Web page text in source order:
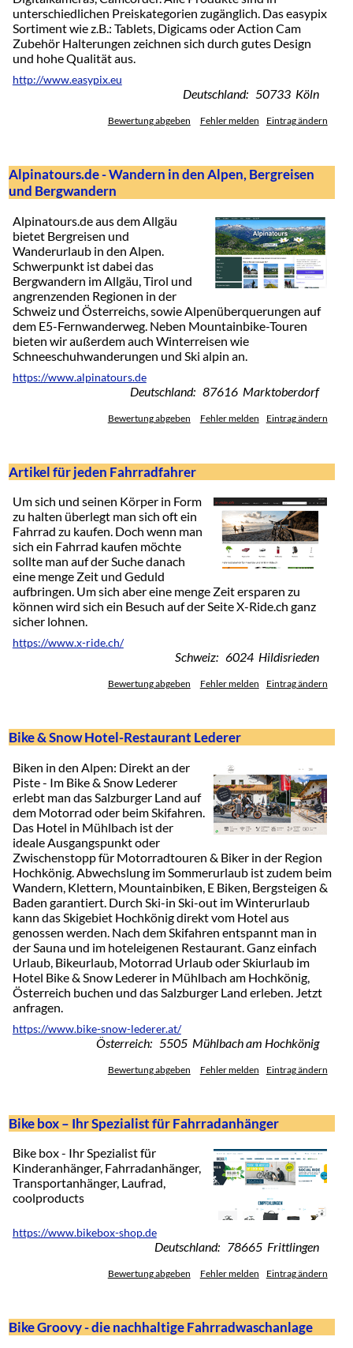
unterschiedlichen Preiskategorien zugänglich. Das easypix
Sortiment wie z.B.: Tablets, Digicams oder Action Cam
Zubehör Halterungen zeichnen sich durch gutes Design
und hohe Qualität aus.
http://www.easypix.eu
Deutschland: 50733 Köln
Bewertung abgeben Fehler melden Eintrag ändern
Alpinatours.de - Wandern in den Alpen, Bergreisen
und Bergwandern
Alpinatours.de aus dem Allgäu
bietet Bergreisen und
Wanderurlaub in den Alpen.
Schwerpunkt ist dabei das
Bergwandern im Allgäu, Tirol und
angrenzenden Regionen in der
Schweiz und Österreichs, sowie Alpenüberquerungen auf
dem E5-Fernwanderweg. Neben Mountainbike-Touren
bieten wir außerdem auch Winterreisen wie
Schneeschuhwanderungen und Ski alpin an.
https://www.alpinatours.de
Deutschland: 87616 Marktoberdorf
Bewertung abgeben Fehler melden Eintrag ändern
Artikel für jeden Fahrradfahrer
Um sich und seinen Körper in Form
zu halten überlegt man sich oft ein
Fahrrad zu kaufen. Doch wenn man
sich ein Fahrrad kaufen möchte
sollte man auf der Suche danach
eine menge Zeit und Geduld
aufbringen. Um sich aber eine menge Zeit ersparen zu
können wird sich ein Besuch auf der Seite X-Ride.ch ganz
sicher lohnen.
https://www.x-ride.ch/
Schweiz: 6024 Hildisrieden
Bewertung abgeben Fehler melden Eintrag ändern
Bike & Snow Hotel-Restaurant Lederer
Biken in den Alpen: Direkt an der
Piste - Im Bike & Snow Lederer
erlebt man das Salzburger Land auf
dem Motorrad oder beim Skifahren.
Das Hotel in Mühlbach ist der
ideale Ausgangspunkt oder
Zwischenstopp für Motorradtouren & Biker in der Region
Hochkönig. Abwechslung im Sommerurlaub ist zudem beim
Wandern, Klettern, Mountainbiken, E Biken, Bergsteigen &
Baden garantiert. Durch Ski-in Ski-out im Winterurlaub
kann das Skigebiet Hochkönig direkt vom Hotel aus
genossen werden. Nach dem Skifahren entspannt man in
der Sauna und im hoteleigenen Restaurant. Ganz einfach
Urlaub, Bikeurlaub, Motorrad Urlaub oder Skiurlaub im
Hotel Bike & Snow Lederer in Mühlbach am Hochkönig,
Österreich buchen und das Salzburger Land erleben. Jetzt
anfragen.
https://www.bike-snow-lederer.at/
Österreich: 5505 Mühlbach am Hochkönig
Bewertung abgeben Fehler melden Eintrag ändern
Bike box – Ihr Spezialist für Fahrradanhänger
Bike box - Ihr Spezialist für
Kinderanhänger, Fahrradanhänger,
Transportanhänger, Laufrad,
coolproducts
https://www.bikebox-shop.de
Deutschland: 78665 Frittlingen
Bewertung abgeben Fehler melden Eintrag ändern
Bike Groovy - die nachhaltige Fahrradwaschanlage